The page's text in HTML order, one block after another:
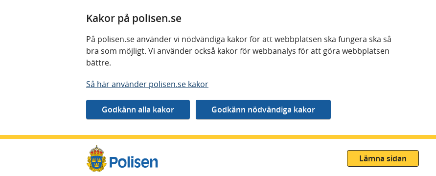
Kakor på polisen.se
På polisen.se använder vi nödvändiga kakor för att webbplatsen ska fungera ska så
bra som möjligt. Vi använder också kakor för webbanalys för att göra webbplatsen
bättre.
Så här använder polisen.se kakor
Lämna sidan